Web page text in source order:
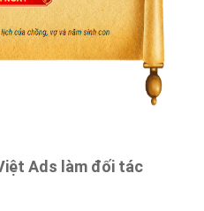
Ads làm đối tác